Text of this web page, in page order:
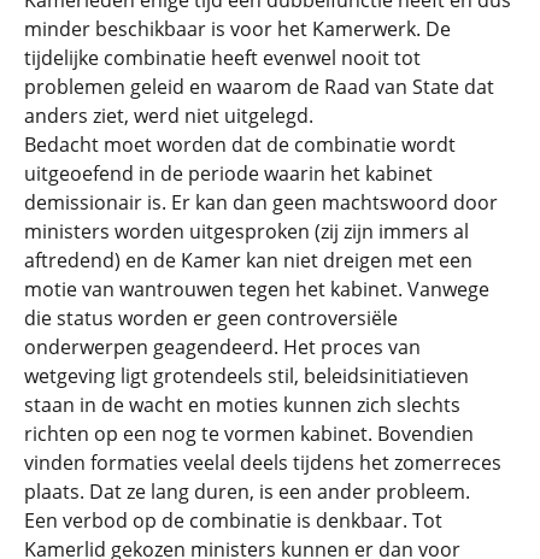
minder beschikbaar is voor het Kamerwerk. De
tijdelijke combinatie heeft evenwel nooit tot
problemen geleid en waarom de Raad van State dat
anders ziet, werd niet uitgelegd.
Bedacht moet worden dat de combinatie wordt
uitgeoefend in de periode waarin het kabinet
demissionair is. Er kan dan geen machtswoord door
ministers worden uitgesproken (zij zijn immers al
aftredend) en de Kamer kan niet dreigen met een
motie van wantrouwen tegen het kabinet. Vanwege
die status worden er geen controversiële
onderwerpen geagendeerd. Het proces van
wetgeving ligt grotendeels stil, beleidsinitiatieven
staan in de wacht en moties kunnen zich slechts
richten op een nog te vormen kabinet. Bovendien
vinden formaties veelal deels tijdens het zomerreces
plaats. Dat ze lang duren, is een ander probleem.
Een verbod op de combinatie is denkbaar. Tot
Kamerlid gekozen ministers kunnen er dan voor